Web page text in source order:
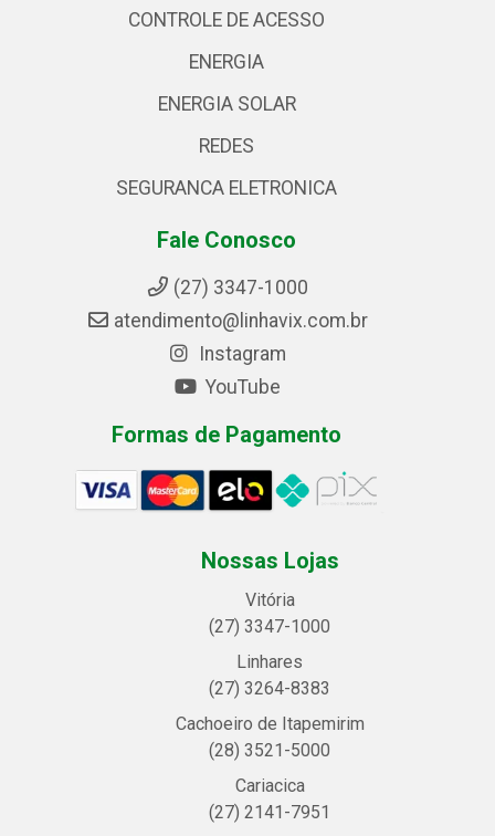
CONTROLE DE ACESSO
ENERGIA
ENERGIA SOLAR
REDES
SEGURANCA ELETRONICA
Fale Conosco
(27) 3347-1000
atendimento@linhavix.com.br
Instagram
YouTube
Formas de Pagamento
Nossas Lojas
Vitória
(27) 3347-1000
Linhares
(27) 3264-8383
Cachoeiro de Itapemirim
(28) 3521-5000
Cariacica
(27) 2141-7951